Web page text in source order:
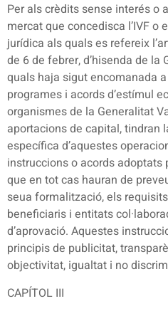
Per als crèdits sense interés o
mercat que concedisca l’IVF
jurídica als quals es refereix
de 6 de febrer, d’hisenda de
quals haja sigut encomanada a
programes i acords d’estímul
organismes de la Generalitat
aportacions de capital, tindran
específica d’aquestes
instruccions o acords adoptats
que en tot cas hauran de
seua formalització, els
beneficiaris i entitats
d’aprovació. Aquestes
principis de publicitat,
objectivitat, igualtat i no
CAPÍTOL III